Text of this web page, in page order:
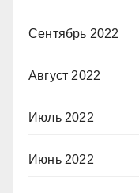
Сентябрь 2022
Август 2022
Июль 2022
Июнь 2022